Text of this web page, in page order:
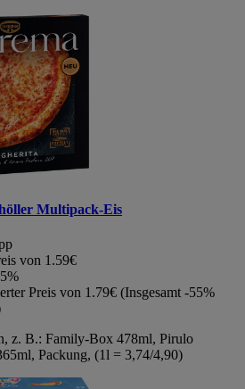
Multipack-Eis
von 1.59€
Preis von 1.79€ (Insgesamt -55%
z. B.: Family-Box 478ml, Pirulo
Packung, (1l = 3,74/4,90)